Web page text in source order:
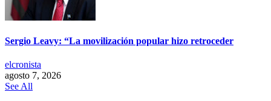
Sergio Leavy: “La movilización popular hizo retroceder
elcronista
agosto 7, 2026
See All